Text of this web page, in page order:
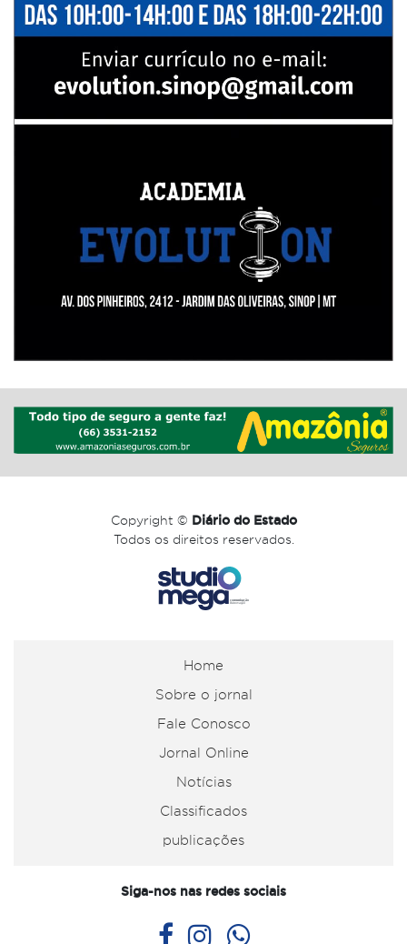
Copyright © Diário do Estado
Todos os direitos reservados.
Home
Sobre o jornal
Fale Conosco
Jornal Online
Notícias
Classificados
publicações
Siga-nos nas redes sociais